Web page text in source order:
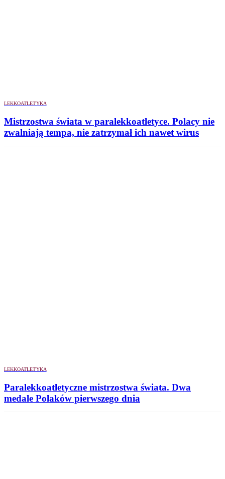
LEKKOATLETYKA
Mistrzostwa świata w paralekkoatletyce. Polacy nie
zwalniają tempa, nie zatrzymał ich nawet wirus
LEKKOATLETYKA
Paralekkoatletyczne mistrzostwa świata. Dwa
medale Polaków pierwszego dnia